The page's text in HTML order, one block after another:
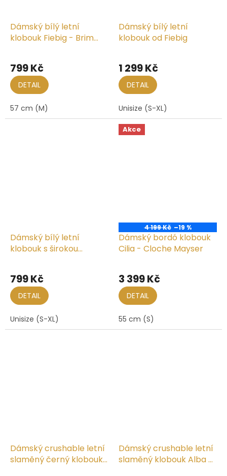
Dámský bílý letní
klobouk Fiebig - Brim
799 Kč
DETAIL
57 cm (M)
Dámský bílý letní
klobouk od Fiebig
1 299 Kč
DETAIL
Unisize (S-XL)
Dámský bílý letní
klobouk s širokou
799 Kč
DETAIL
Unisize (S-XL)
Akce
4 199 Kč –19 %
Dámský bordó klobouk
Cilia - Cloche Mayser
3 399 Kč
DETAIL
55 cm (S)
Dámský crushable letní
slaměný černý klobouk
Dámský crushable letní
slaměný klobouk Alba -